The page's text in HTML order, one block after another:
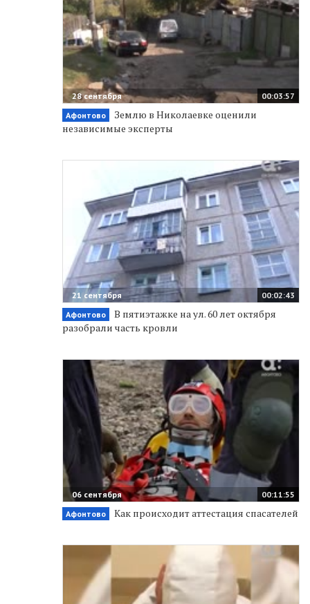
00:03:57
28 сентября
Афонтово
Землю в Николаевке оценили
независимые эксперты
00:02:43
21 сентября
Афонтово
В пятиэтажке на ул. 60 лет октября
разобрали часть кровли
00:11:55
06 сентября
Афонтово
Как происходит аттестация спасателей